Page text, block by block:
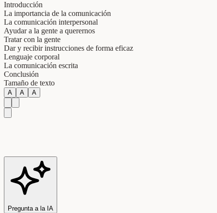
Introducción
La importancia de la comunicación
La comunicación interpersonal
Ayudar a la gente a querernos
Tratar con la gente
Dar y recibir instrucciones de forma eficaz
Lenguaje corporal
La comunicación escrita
Conclusión
Tamaño de texto
A A A
Pregunta a la IA